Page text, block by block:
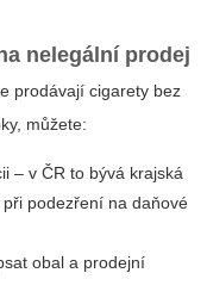
nelegální prodej
prodávají cigarety bez
můžete:
– v ČR to bývá krajská
podezření na daňové
obal a prodejní